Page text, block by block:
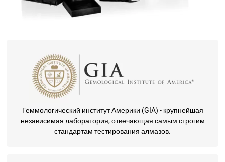
Геммологический институт Америки (GIA) - крупнейшая
независимая лаборатория, отвечающая самым строгим
стандартам тестирования алмазов.